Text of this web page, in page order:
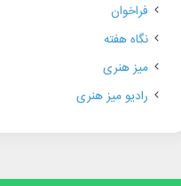
فراخوان
نگاه هفته
میز هنری
رادیو میز هنری